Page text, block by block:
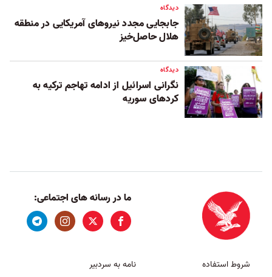
دیدگاه
جابجایی مجدد نیروهای‌ آمریکایی در منطقه
هلال حاصل‌خیز ‏
دیدگاه
نگرانی اسرائیل از ادامه تهاجم ترکیه به
کردهای سوریه
ما در رسانه های اجتماعی:
شروط استفاده
نامه به سردبیر